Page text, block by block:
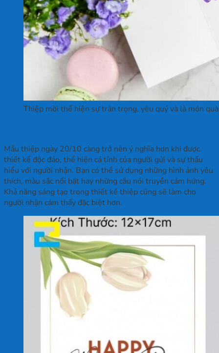
Thiệp mời thể hiện sự trân trọng, yêu quý và là món
Mẫu thiệp ngày 20/10 càng trở nên ý nghĩa hơn khi được
thiết kế độc đáo, thể hiện cá tính của người gửi và sự thấu
hiểu với người nhận. Bạn có thể sử dụng những hình ảnh yêu
thích, màu sắc nổi bật hay những câu nói truyền cảm hứng.
Khả năng sáng tạo trong thiết kế thiệp cũng sẽ làm cho
người nhận cảm thấy đặc biệt hơn.